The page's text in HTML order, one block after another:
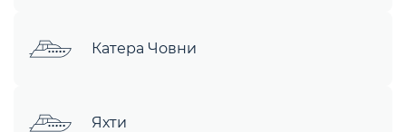
Катера Човни
Яхти